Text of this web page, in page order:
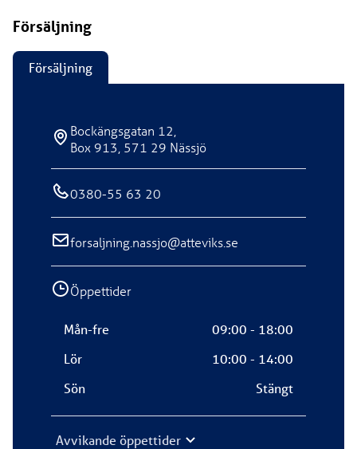
Försäljning
Försäljning
Bockängsgatan 12,
Box 913, 571 29 Nässjö
0380-55 63 20
forsaljning.nassjo@atteviks.se
Öppettider
Mån-fre
09:00 - 18:00
Lör
10:00 - 14:00
Sön
Stängt
Avvikande öppettider